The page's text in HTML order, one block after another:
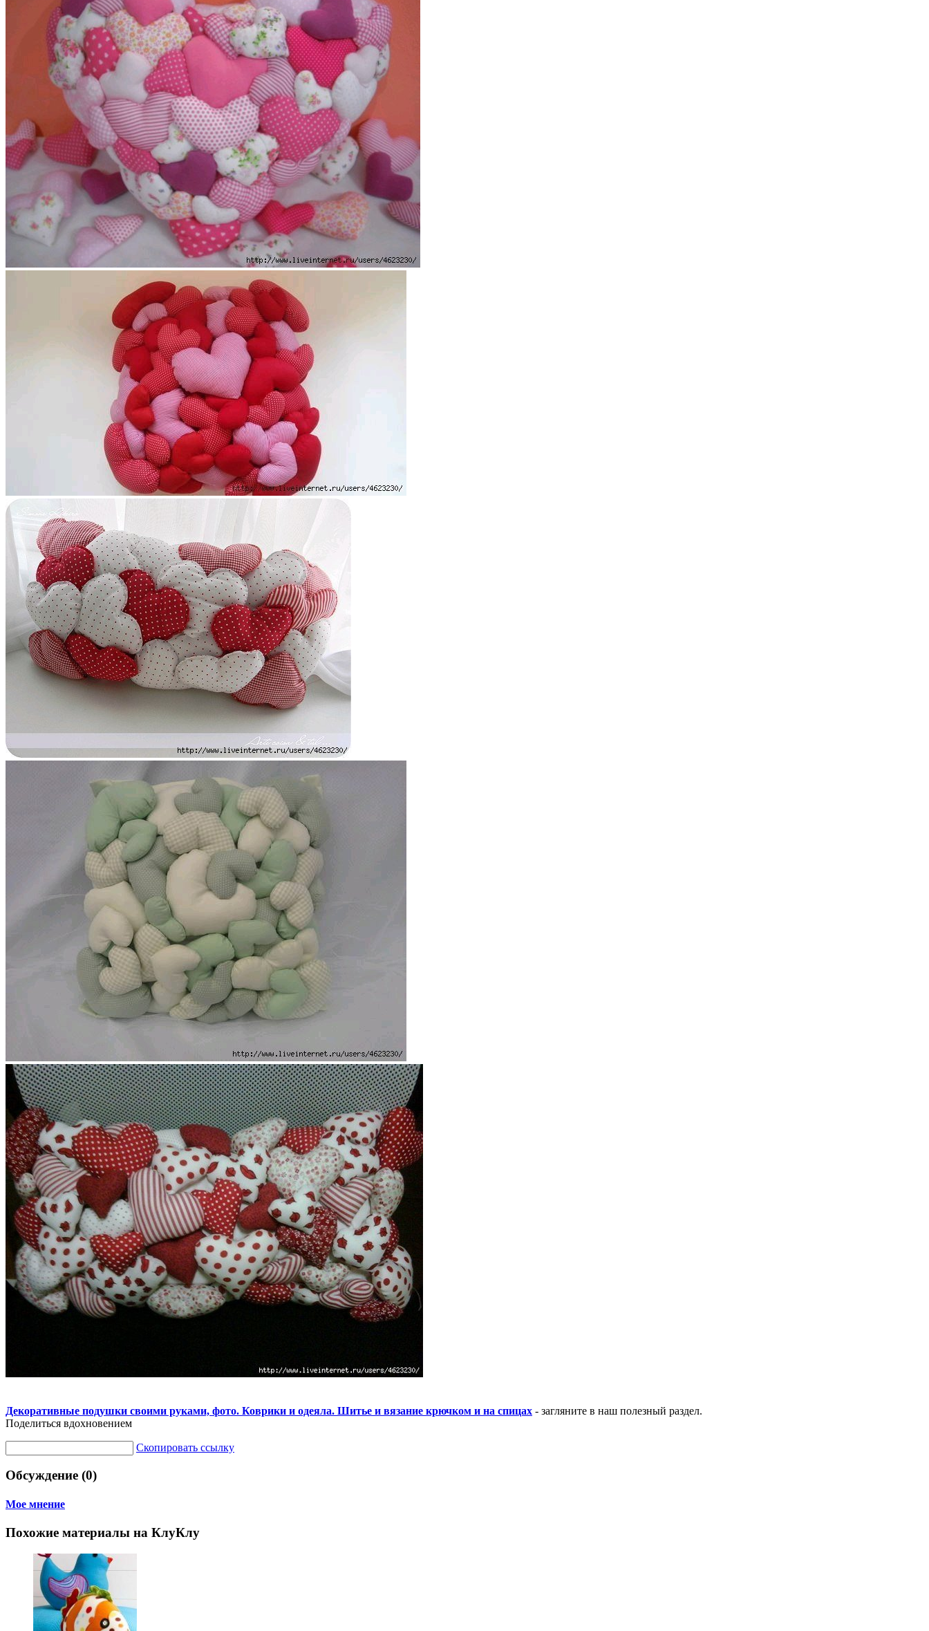
Декоративные подушки своими руками, фото. Коврики и одеяла. Шитье и вязание крючком и на спицах - загляните в наш полезный раздел.
Поделиться вдохновением
Скопировать ссылку
Обсуждение (0)
Мое мнение
Похожие материалы на КлуКлу